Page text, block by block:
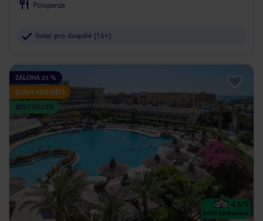
Polopenze
hotel pro dospělé (16+)
ZÁLOHA 25 %
SLEVY PRO DĚTI
BESTSELLER
4.5/5
8649 hodnocení